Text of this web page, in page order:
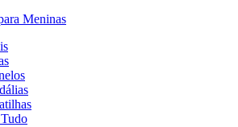
Meninas